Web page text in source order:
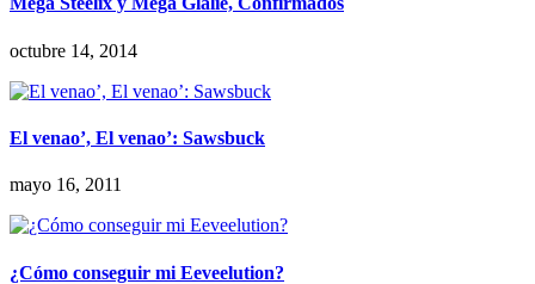
octubre 14, 2014
El venao’, El venao’: Sawsbuck
mayo 16, 2011
¿Cómo conseguir mi Eeveelution?